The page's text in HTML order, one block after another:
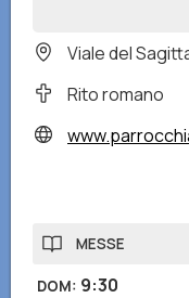
Viale del
Rito romano
MESSE
DOM: 9:30